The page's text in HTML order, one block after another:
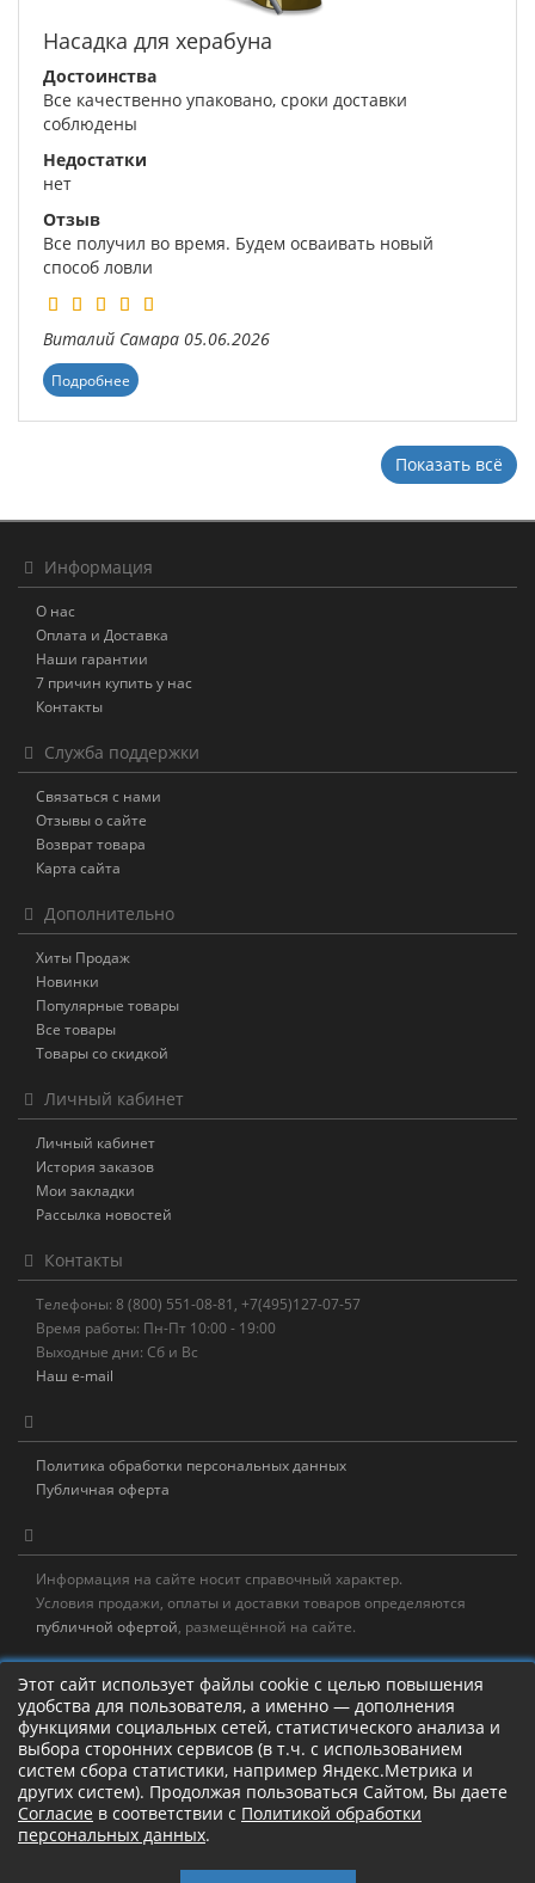
Насадка для херабуна
Достоинства
Все качественно упаковано, сроки доставки
соблюдены
Недостатки
нет
Отзыв
Все получил во время. Будем осваивать новый
способ ловли
Виталий Самара 05.06.2026
Подробнее
Показать всё
Информация
О нас
Оплата и Доставка
Наши гарантии
7 причин купить у нас
Контакты
Служба поддержки
Связаться с нами
Отзывы о сайте
Возврат товара
Карта сайта
Дополнительно
Хиты Продаж
Новинки
Популярные товары
Все товары
Товары со скидкой
Личный кабинет
Личный кабинет
История заказов
Мои закладки
Рассылка новостей
Контакты
Телефоны: 8 (800) 551-08-81, +7(495)127-07-57
Время работы: Пн-Пт 10:00 - 19:00
Выходные дни: Сб и Вс
Наш e-mail
Политика обработки персональных данных
Публичная оферта
Информация на сайте носит справочный характер.
Условия продажи, оплаты и доставки товаров определяются
публичной офертой, размещённой на сайте.
Новостная рассылка
Новости, акции, распродажи и полезные советы!
Левая панель
Этот сайт использует файлы cookie с целью повышения
удобства для пользователя, а именно — дополнения
функциями социальных сетей, статистического анализа и
выбора сторонних сервисов (в т.ч. с использованием
систем сбора статистики, например Яндекс.Метрика и
других систем). Продолжая пользоваться Сайтом, Вы даете
Согласие в соответствии с Политикой обработки
персональных данных.